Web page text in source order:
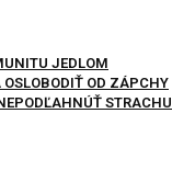
JEDLOM
OD ZÁPCHY